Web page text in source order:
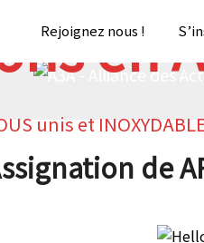
Rejoignez nous !
en
unis et
de